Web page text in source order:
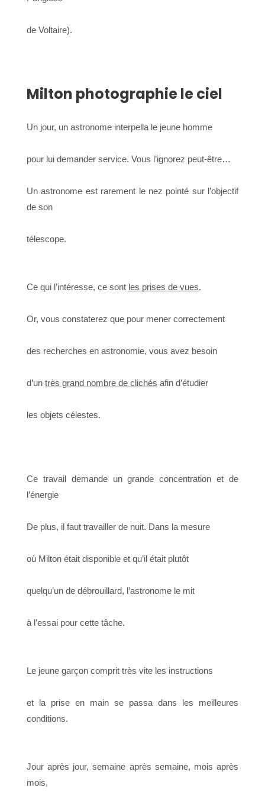
de Voltaire).
Milton photographie le ciel
Un jour, un astronome interpella le jeune homme
pour lui demander service. Vous l’ignorez peut-être…
Un astronome est rarement le nez pointé sur l’objectif
de son
télescope.
Ce qui l’intéresse, ce sont les prises de vues.
Or, vous constaterez que pour mener correctement
des recherches en astronomie, vous avez besoin
d’un très grand nombre de clichés afin d’étudier
les objets célestes.
Ce travail demande un grande concentration et de
l’énergie
De plus, il faut travailler de nuit. Dans la mesure
où Milton était disponible et qu’il était plutôt
quelqu’un de débrouillard, l’astronome le mit
à l’essai pour cette tâche.
Le jeune garçon comprit très vite les instructions
et la prise en main se passa dans les meilleures
conditions.
Jour après jour, semaine après semaine, mois après
mois,